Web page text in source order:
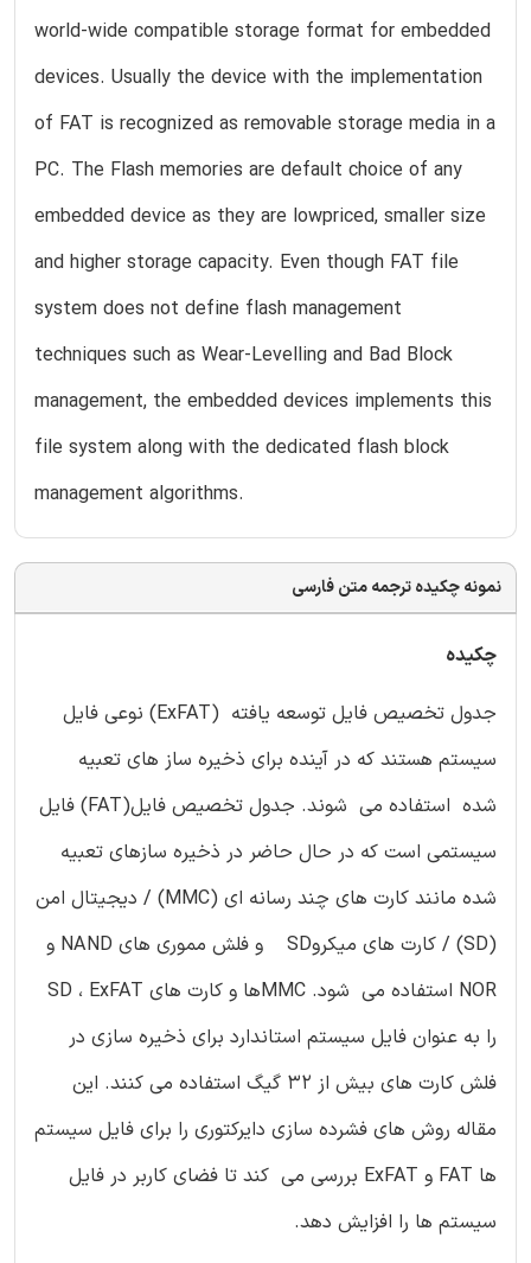
world-wide compatible storage format for embedded
devices. Usually the device with the implementation
of FAT is recognized as removable storage media in a
PC. The Flash memories are default choice of any
embedded device as they are lowpriced, smaller size
and higher storage capacity. Even though FAT file
system does not define flash management
techniques such as Wear-Levelling and Bad Block
management, the embedded devices implements this
file system along with the dedicated flash block
management algorithms.
نمونه چکیده ترجمه متن فارسی
چکیده
جدول تخصیص فایل توسعه یافته (ExFAT) نوعی فایل
سیستم هستند که در آینده برای ذخیره ساز های تعبیه
شده استفاده می شوند. جدول تخصیص فایل(FAT) فایل
سیستمی است که در حال حاضر در ذخیره سازهای تعبیه
شده مانند کارت های چند رسانه ای (MMC) / دیجیتال امن
(SD) / کارت های میکروSD و فلش مموری های NAND و
NOR استفاده می شود. MMCها و کارت های SD ، ExFAT
را به عنوان فایل سیستم استاندارد برای ذخیره سازی در
فلش کارت های بیش از 32 گیگ استفاده می کنند. این
مقاله روش های فشرده سازی دایرکتوری را برای فایل سیستم
ها FAT و ExFAT بررسی می کند تا فضای کاربر در فایل
سیستم ها را افزایش دهد.